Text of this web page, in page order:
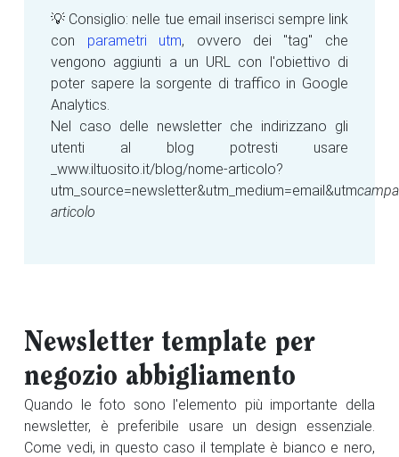
💡 Consiglio: nelle tue email inserisci sempre link
con parametri utm, ovvero dei "tag" che
vengono aggiunti a un URL con l'obiettivo di
poter sapere la sorgente di traffico in Google
Analytics.
Nel caso delle newsletter che indirizzano gli
utenti al blog potresti usare
_www.iltuosito.it/blog/nome-articolo?
utm_source=newsletter&utm_medium=email&utm
articolo
Newsletter template per
negozio abbigliamento
Quando le foto sono l'elemento più importante della
newsletter, è preferibile usare un design essenziale.
Come vedi, in questo caso il template è bianco e nero,